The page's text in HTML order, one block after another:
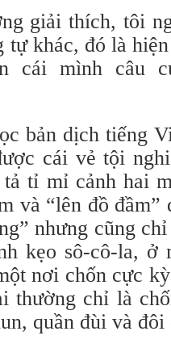
giải thích, tôi
tự khác, đó là
cái mình câu
bản dịch tiếng
cái vẻ tội
tỉ mỉ cảnh hai
và “lên đồ đầm”
nhưng cũng
kẹo sô-cô-la, ở
nơi chốn cực
thường chỉ là
quần đùi và